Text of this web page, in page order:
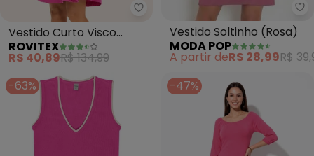
Rovitex - Vestido Curto Visco
Vestido Curto Visco
Maquinetada Feminino
(Rosa)
ROVITEX
R$ 40,89R$ 134,99
Vestido Soltinho (Rosa)
MODA POP
A partir deR$ 28,99R$
-63%
-47%